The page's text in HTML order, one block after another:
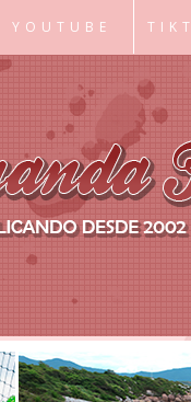
YOUTUBE